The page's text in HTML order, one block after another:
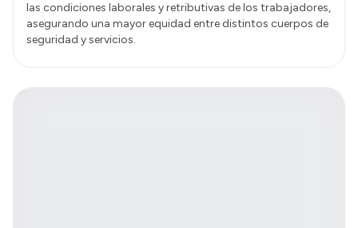
las condiciones laborales y retributivas de los trabajadores,
asegurando una mayor equidad entre distintos cuerpos de
seguridad y servicios.